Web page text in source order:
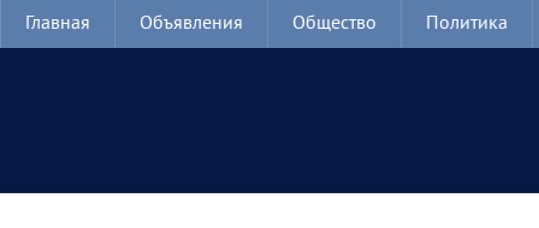
Главная Объявления Общество Политика